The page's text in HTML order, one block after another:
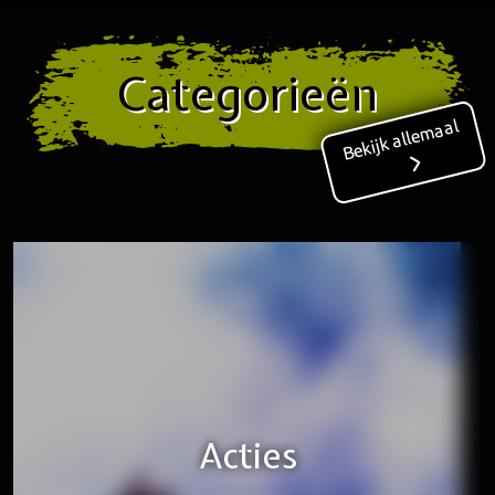
Bekijk allemaal
Categorieën
Kerst & Sinterklaas